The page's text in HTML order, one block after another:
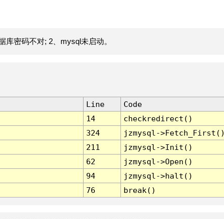
库密码不对; 2、mysql未启动。
Line
Code
14
checkredirect()
324
jzmysql-
211
jzmysql->Init()
62
jzmysql->Open()
94
jzmysql->halt()
76 break()